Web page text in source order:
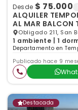
Desde $ 75.000
ALQUILER
AL MAR BALCON
BERNARDO
Obligado 211, San
1 ambiente | 1
Departamento en
Publicado hace 9
Destacada